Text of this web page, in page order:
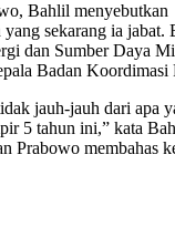
Bahlil menyebutkan
sekarang ia jabat.
dan Sumber Daya
Badan Koordimasi
jauh-jauh dari apa
5 tahun ini,” kata
Prabowo membahas